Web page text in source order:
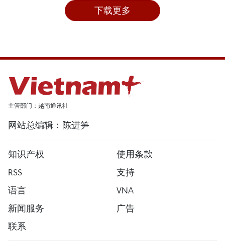
下载更多
主管部门：越南通讯社
网站总编辑：陈进笋
知识产权
使用条款
RSS
支持
语言
VNA
新闻服务
广告
联系